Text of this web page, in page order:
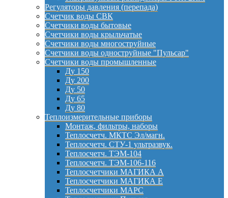
Регуляторы давления (перепада)
Счетчик воды СВК
Счетчики воды бытовые
Счетчики воды крыльчатые
Счетчики воды многоструйные
Счетчики воды одноструйные "Пульсар"
Счетчики воды промышленные
Ду 150
Ду 200
Ду 50
Ду 65
Ду 80
Теплоизмерительные приборы
Монтаж, фильтры, наборы
Теплосчетч. МКТС Эл/магн.
Теплосчетч. СТУ-1 ультразвук.
Теплосчетч. ТЭМ-104
Теплосчетч. ТЭМ-106-116
Теплосчетчики МАГИКА А
Теплосчетчики МАГИКА Е
Теплосчетчики МАРС